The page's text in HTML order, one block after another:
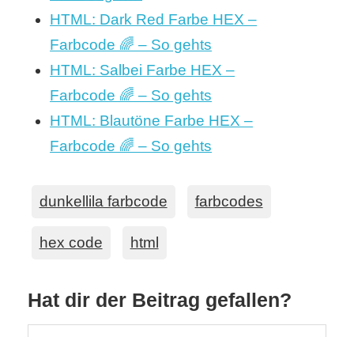
HTML: Dark Red Farbe HEX –
Farbcode 🌈 – So gehts
HTML: Salbei Farbe HEX –
Farbcode 🌈 – So gehts
HTML: Blautöne Farbe HEX –
Farbcode 🌈 – So gehts
dunkellila farbcode farbcodes
hex code html
Hat dir der Beitrag gefallen?